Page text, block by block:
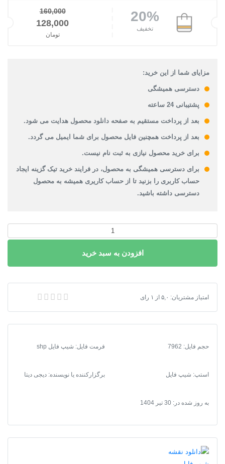
20%
تخفیف
160,000
قیمت اصلی: 160,000تومان بود.
128,000
تومان
مزایای شما از این خرید:
دسترسی همیشگی
پشتیبانی 24 ساعته
بعد از پرداخت مستقیم به صفحه دانلود محصول هدایت می شود.
بعد از پرداخت همچنین فایل محصول برای شما ایمیل می گردد.
برای خرید محصول نیازی به ثبت نام نیست.
برای دسترسی همیشگی به محصول، در فرایند خرید تیک گزینه ایجاد
حساب کاربری را بزنید تا از حساب کاریری همیشه به محصول
دسترسی داشته باشید.
نقشه
فایل
سمیرم
عدد
افزودن به سبد خرید
دانلود نقشه شیپ فایل محدوده شهر سمیرم
امتیاز مشتریان: ۵,۰ از ۱ رای
حجم فایل: 7962 فرمت فایل: شیپ فایل shp
استپ: شیپ فایل برگزارکننده یا نویسنده: دیجی دیتا
به روز شده در: 30 تیر 1404